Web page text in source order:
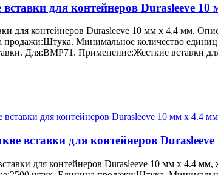
для контейнеров Durasleeve
для контейнеров Durasleeve 10 мм х 4.4 мм.
продажи:Штука. Минимальное количество
Для:BMP71. Применение:Жесткие вставки
вставки для контейнеров
для контейнеров Durasleeve 10 мм х 4.4